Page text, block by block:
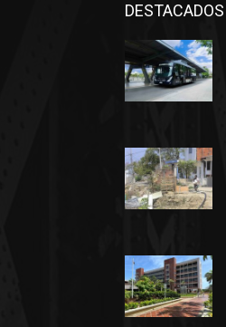
DESTACADOS